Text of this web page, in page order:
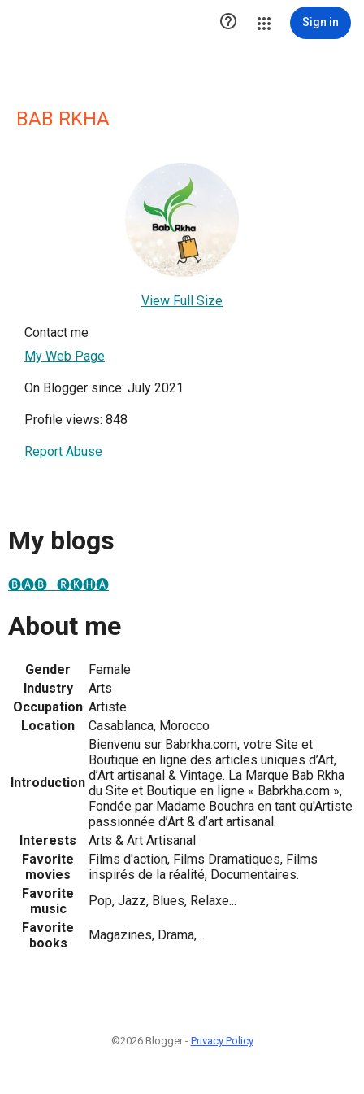
 Sign in
BAB RKHA
View Full Size
Contact me
My Web Page
On Blogger since: July 2021
Profile views: 848
Report Abuse
My blogs
🅑🅐🅑 ​ ​ 🅡🅚🅗🅐
About me
Gender
Female
Industry
Arts
Occupation Artiste
Location
Casablanca, Morocco
Introduction
Bienvenu sur Babrkha.com, votre Site et
Boutique en ligne des articles uniques d’Art,
d’Art artisanal & Vintage. La Marque Bab Rkha
du Site et Boutique en ligne « Babrkha.com »,
Fondée par Madame Bouchra en tant qu'Artiste
passionnée d’Art & d’art artisanal.
Interests
Arts & Art Artisanal
Favorite
movies
Films d'action, Films Dramatiques, Films
inspirés de la réalité, Documentaires.
Favorite
music
Pop, Jazz, Blues, Relaxe...
Favorite
books
Magazines, Drama, ...
©2026 Blogger - Privacy Policy